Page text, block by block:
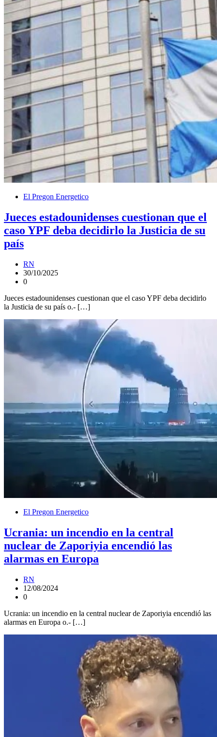
El Pregon Energetico
Jueces estadounidenses cuestionan que el
caso YPF deba decidirlo la Justicia de su
país
RN
30/10/2025
0
Jueces estadounidenses cuestionan que el caso YPF deba decidirlo
la Justicia de su país o.- […]
El Pregon Energetico
Ucrania: un incendio en la central
nuclear de Zaporiyia encendió las
alarmas en Europa
RN
12/08/2024
0
Ucrania: un incendio en la central nuclear de Zaporiyia encendió las
alarmas en Europa o.- […]